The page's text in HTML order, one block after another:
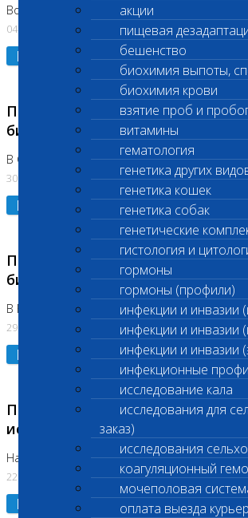
акции
пищевая
бешенство
биохимия выпоты,
биохимия крови
взятие проб и
витамины
гематология
генетика других
генетика кошек
генетика собак
генетические
гистология и
гормоны
гормоны (профили)
инфекции и инвазии
инфекции и инвазии
инфекции и инвазии
инфекционные
исследование кала
исследования для
заказ)
исследования
коагуляционный
мочеполовая
оплата выезда
Во Владыкино
04.08.2026
Подробнее
Приостановлено выполнение
биохимических исследований
В Сколково. Код (123,309,310)
30.07.2026
Подробнее
Приостановлено выполнение
биохимических исследований
В Бутово 29.07.26
29.07.2026
Подробнее
Приостановлено выполнение
исследований
На Нагорной. Код ( 123,310,309)
22.07.2026
Подробнее